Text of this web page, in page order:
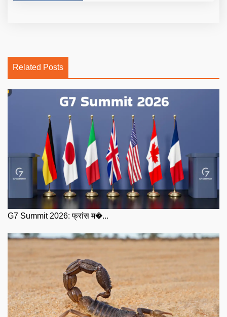
Related Posts
G7 Summit 2026: फ्रांस म�...